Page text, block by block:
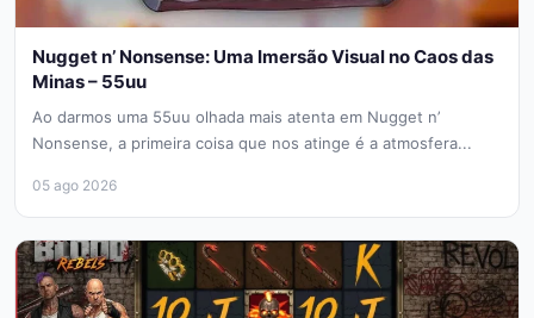
Nugget n’ Nonsense: Uma Imersão Visual no Caos das
Minas – 55uu
Ao darmos uma 55uu olhada mais atenta em Nugget n’
Nonsense, a primeira coisa que nos atinge é a atmosfera...
05 ago 2026